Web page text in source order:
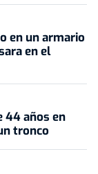
en un armario
en el
44 años en
tronco